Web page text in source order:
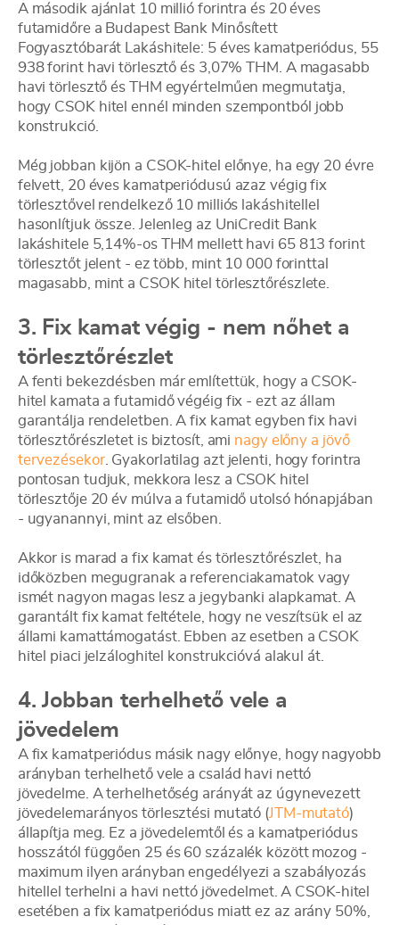
A második ajánlat 10 millió forintra és 20 éves
futamidőre a Budapest Bank Minősített
Fogyasztóbarát Lakáshitele: 5 éves kamatperiódus, 55
938 forint havi törlesztő és 3,07% THM. A magasabb
havi törlesztő és THM egyértelműen megmutatja,
hogy CSOK hitel ennél minden szempontból jobb
konstrukció.
Még jobban kijön a CSOK-hitel előnye, ha egy 20 évre
felvett, 20 éves kamatperiódusú azaz végig fix
törlesztővel rendelkező 10 milliós lakáshitellel
hasonlítjuk össze. Jelenleg az UniCredit Bank
lakáshitele 5,14%-os THM mellett havi 65 813 forint
törlesztőt jelent - ez több, mint 10 000 forinttal
magasabb, mint a CSOK hitel törlesztőrészlete.
3. Fix kamat végig - nem nőhet a
törlesztőrészlet
A fenti bekezdésben már említettük, hogy a CSOK-
hitel kamata a futamidő végéig fix - ezt az állam
garantálja rendeletben. A fix kamat egyben fix havi
törlesztőrészletet is biztosít, ami nagy előny a jövő
tervezésekor. Gyakorlatilag azt jelenti, hogy forintra
pontosan tudjuk, mekkora lesz a CSOK hitel
törlesztője 20 év múlva a futamidő utolsó hónapjában
- ugyanannyi, mint az elsőben.
Akkor is marad a fix kamat és törlesztőrészlet, ha
időközben megugranak a referenciakamatok vagy
ismét nagyon magas lesz a jegybanki alapkamat. A
garantált fix kamat feltétele, hogy ne veszítsük el az
állami kamattámogatást. Ebben az esetben a CSOK
hitel piaci jelzáloghitel konstrukcióvá alakul át.
4. Jobban terhelhető vele a
jövedelem
A fix kamatperiódus másik nagy előnye, hogy nagyobb
arányban terhelhető vele a család havi nettó
jövedelme. A terhelhetőség arányát az úgynevezett
jövedelemarányos törlesztési mutató (JTM-mutató)
állapítja meg. Ez a jövedelemtől és a kamatperiódus
hosszától függően 25 és 60 százalék között mozog -
maximum ilyen arányban engedélyezi a szabályozás
hitellel terhelni a havi nettó jövedelmet. A CSOK-hitel
esetében a fix kamatperiódus miatt ez az arány 50%,